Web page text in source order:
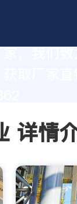
取厂家直
详情